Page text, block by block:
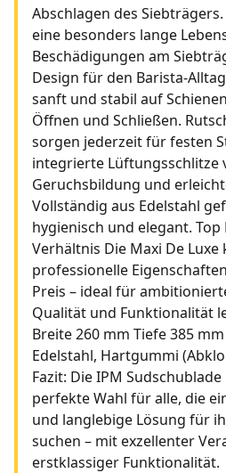
Abschlagen des
eine besonders lange
Beschädigungen am
Design für den Barista-
sanft und stabil auf
Öffnen und Schließen.
sorgen jederzeit für festen
integrierte Lüftungsschlitze
Geruchsbildung und
Vollständig aus Edelstahl
hygienisch und elegant. Top
Verhältnis Die Maxi De
professionelle
Preis – ideal für
Qualität und Funktionalität
Breite 260 mm Tiefe 385
Edelstahl, Hartgummi
Fazit: Die IPM
perfekte Wahl für alle, die
und langlebige Lösung für
suchen – mit exzellenter
erstklassiger Funktionalität.